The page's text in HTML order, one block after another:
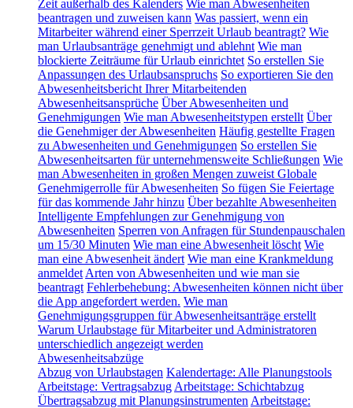
Zeit außerhalb des Kalenders Wie man Abwesenheiten
beantragen und zuweisen kann Was passiert, wenn ein
Mitarbeiter während einer Sperrzeit Urlaub beantragt? Wie
man Urlaubsanträge genehmigt und ablehnt Wie man
blockierte Zeiträume für Urlaub einrichtet So erstellen Sie
Anpassungen des Urlaubsanspruchs So exportieren Sie den
Abwesenheitsbericht Ihrer Mitarbeitenden
Abwesenheitsansprüche Über Abwesenheiten und
Genehmigungen Wie man Abwesenheitstypen erstellt Über
die Genehmiger der Abwesenheiten Häufig gestellte Fragen
zu Abwesenheiten und Genehmigungen So erstellen Sie
Abwesenheitsarten für unternehmensweite Schließungen Wie
man Abwesenheiten in großen Mengen zuweist Globale
Genehmigerrolle für Abwesenheiten So fügen Sie Feiertage
für das kommende Jahr hinzu Über bezahlte Abwesenheiten
Intelligente Empfehlungen zur Genehmigung von
Abwesenheiten Sperren von Anfragen für Stundenpauschalen
um 15/30 Minuten Wie man eine Abwesenheit löscht Wie
man eine Abwesenheit ändert Wie man eine Krankmeldung
anmeldet Arten von Abwesenheiten und wie man sie
beantragt Fehlerbehebung: Abwesenheiten können nicht über
die App angefordert werden. Wie man
Genehmigungsgruppen für Abwesenheitsanträge erstellt
Warum Urlaubstage für Mitarbeiter und Administratoren
unterschiedlich angezeigt werden
Abwesenheitsabzüge
Abzug von Urlaubstagen Kalendertage: Alle Planungstools
Arbeitstage: Vertragsabzug Arbeitstage: Schichtabzug
Übertragsabzug mit Planungsinstrumenten Arbeitstage: